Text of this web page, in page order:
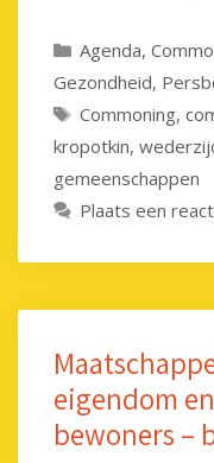
Categorieën
Agenda,
Gezondheid,
Tags
Commoning,
kropotkin,
gemeenschappen
Plaats een
eigendom
bewoners –